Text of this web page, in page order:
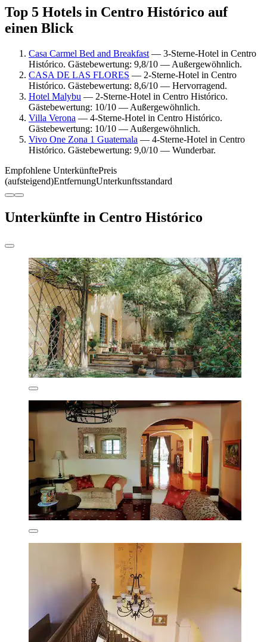
Top 5 Hotels in Centro Histórico auf
einen Blick
Casa Carmel Bed and Breakfast — 3-Sterne-Hotel in Centro
Histórico. Gästebewertung: 9,8/10 — Außergewöhnlich.
CASA DE LAS FLORES — 2-Sterne-Hotel in Centro
Histórico. Gästebewertung: 8,6/10 — Hervorragend.
Hotel Malybu — 2-Sterne-Hotel in Centro Histórico.
Gästebewertung: 10/10 — Außergewöhnlich.
Villa Verona — 4-Sterne-Hotel in Centro Histórico.
Gästebewertung: 10/10 — Außergewöhnlich.
Vivo One Zona 1 Guatemala — 4-Sterne-Hotel in Centro
Histórico. Gästebewertung: 9,0/10 — Wunderbar.
Empfohlene UnterkünftePreis
(aufsteigend)EntfernungUnterkunftsstandard
Unterkünfte in Centro Histórico